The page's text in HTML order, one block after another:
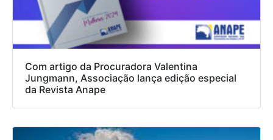
Com artigo da Procuradora Valentina
Jungmann, Associação lança edição especial
da Revista Anape